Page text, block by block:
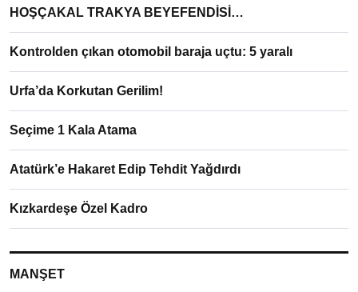
HOŞÇAKAL TRAKYA BEYEFENDİSİ…
Kontrolden çıkan otomobil baraja uçtu: 5 yaralı
Urfa’da Korkutan Gerilim!
Seçime 1 Kala Atama
Atatürk’e Hakaret Edip Tehdit Yağdırdı
Kızkardeşe Özel Kadro
MANŞET